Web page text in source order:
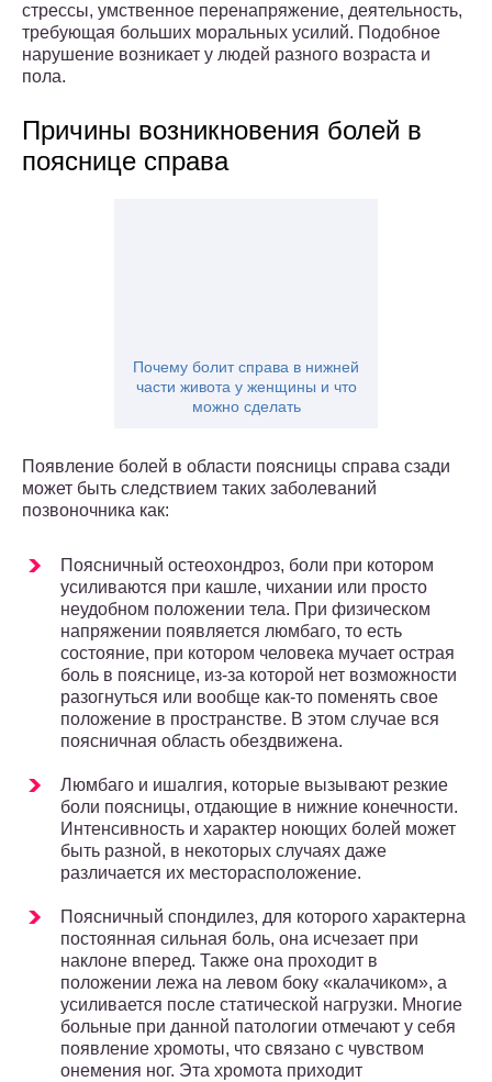
стрессы, умственное перенапряжение, деятельность,
требующая больших моральных усилий. Подобное
нарушение возникает у людей разного возраста и
пола.
Причины возникновения болей в
пояснице справа
Почему болит справа в нижней
части живота у женщины и что
можно сделать
Появление болей в области поясницы справа сзади
может быть следствием таких заболеваний
позвоночника как:
Поясничный остеохондроз, боли при котором
усиливаются при кашле, чихании или просто
неудобном положении тела. При физическом
напряжении появляется люмбаго, то есть
состояние, при котором человека мучает острая
боль в пояснице, из-за которой нет возможности
разогнуться или вообще как-то поменять свое
положение в пространстве. В этом случае вся
поясничная область обездвижена.
Люмбаго и ишалгия, которые вызывают резкие
боли поясницы, отдающие в нижние конечности.
Интенсивность и характер ноющих болей может
быть разной, в некоторых случаях даже
различается их месторасположение.
Поясничный спондилез, для которого характерна
постоянная сильная боль, она исчезает при
наклоне вперед. Также она проходит в
положении лежа на левом боку «калачиком», а
усиливается после статической нагрузки. Многие
больные при данной патологии отмечают у себя
появление хромоты, что связано с чувством
онемения ног. Эта хромота приходит